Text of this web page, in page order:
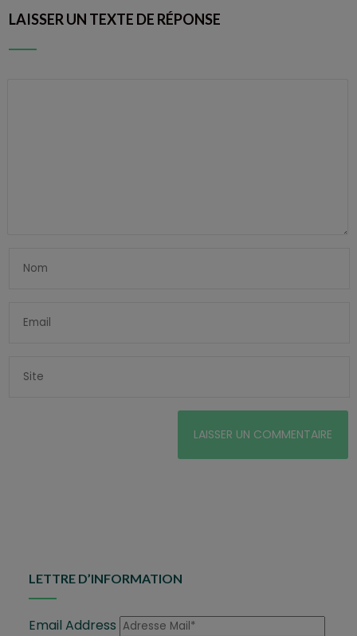
LAISSER UN TEXTE DE RÉPONSE
LETTRE D’INFORMATION
Email Address